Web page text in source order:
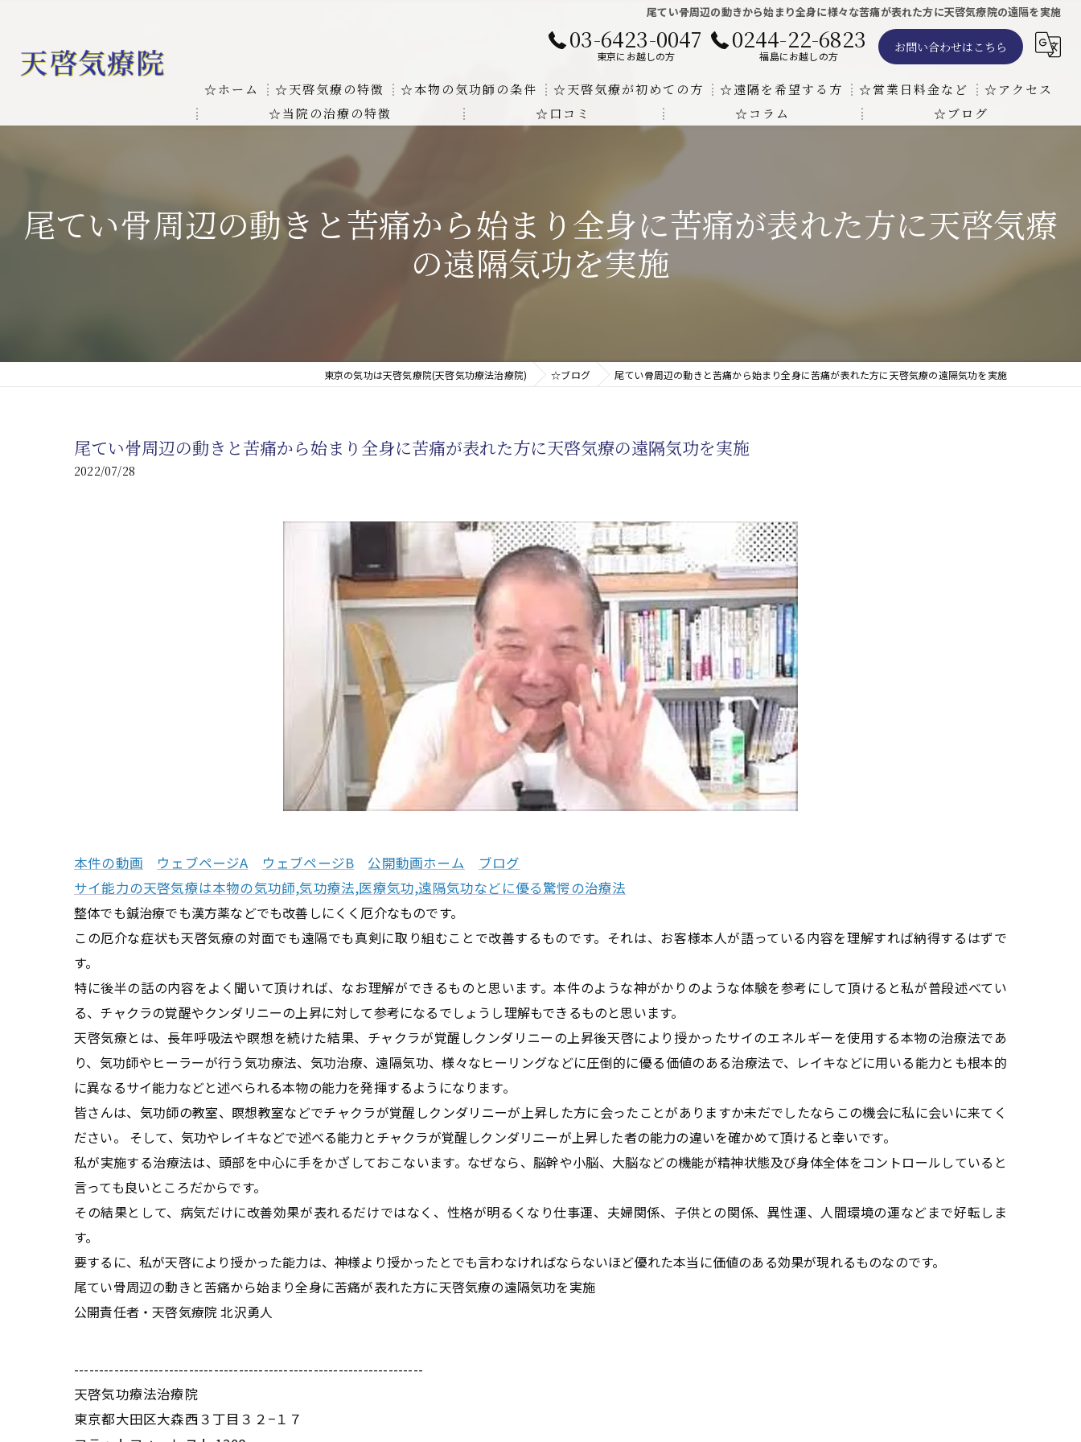
尾てい骨周辺の動きから始まり全身に様々な苦痛が表れた方に天啓気療院の遠隔を実施
03-6423-0047
東京にお越しの方
0244-22-6823
福島にお越しの方
お問い合わせはこちら
☆ホーム ☆天啓気療の特徴
お客様の質問に対する回答
天啓気療に関する書籍
本物の気功師にも優るサイ能力の凄さ
気功治療や療法と天啓気療の違い
☆本物の気功師の条件
クンダリニーの上昇でチャクラの覚醒
☆天啓気療が初めての方 ☆遠隔を希望する方 ☆営業日料金など ☆アクセス
☆当院の治療の特徴
線維筋痛症が天啓気療により奇跡的な寛解
難病の疾患
難病治療に革命チャクラ覚醒サイ能力
心臓の疾患
腎臓の疾患
☆口コミ ☆コラム ☆ブログ
尾てい骨周辺の動きと苦痛から始まり全身に苦痛が表れた方に天啓気療
の遠隔気功を実施
東京の気功は天啓気療院(天啓気功療法治療院) ☆ブログ 尾てい骨周辺の動きと苦痛から始まり全身に苦痛が表れた方に天啓気療の遠隔気功を実施
尾てい骨周辺の動きと苦痛から始まり全身に苦痛が表れた方に天啓気療の遠隔気功を実施
2022/07/28
本件の動画 ウェブページA ウェブページB 公開動画ホーム
ブログ
サイ能力の天啓気療は本物の気功師,気功療法,医療気功,遠隔気功などに優る驚愕の治療法
整体でも鍼治療でも漢方薬などでも改善しにくく厄介なものです。
この厄介な症状も天啓気療の対面でも遠隔でも真剣に取り組むことで改善するものです。それは、お客様本人が語っている内容を理解すれば納得するはずで
す。
特に後半の話の内容をよく聞いて頂ければ、なお理解ができるものと思います。本件のような神がかりのような体験を参考にして頂けると私が普段述べてい
る、チャクラの覚醒やクンダリニーの上昇に対して参考になるでしょうし理解もできるものと思います。
天啓気療とは、長年呼吸法や瞑想を続けた結果、チャクラが覚醒しクンダリニーの上昇後天啓により授かったサイのエネルギーを使用する本物の治療法であ
り、気功師やヒーラーが行う気功療法、気功治療、遠隔気功、様々なヒーリングなどに圧倒的に優る価値のある治療法で、レイキなどに用いる能力とも根本的
に異なるサイ能力などと述べられる本物の能力を発揮するようになります。
皆さんは、気功師の教室、瞑想教室などでチャクラが覚醒しクンダリニーが上昇した方に会ったことがありますか未だでしたならこの機会に私に会いに来てく
ださい。 そして、気功やレイキなどで述べる能力とチャクラが覚醒しクンダリニーが上昇した者の能力の違いを確かめて頂けると幸いです。
私が実施する治療法は、頭部を中心に手をかざしておこないます。なぜなら、脳幹や小脳、大脳などの機能が精神状態及び身体全体をコントロールしていると
言っても良いところだからです。
その結果として、病気だけに改善効果が表れるだけではなく、性格が明るくなり仕事運、夫婦関係、子供との関係、異性運、人間環境の運などまで好転しま
す。
要するに、私が天啓により授かった能力は、神様より授かったとでも言わなければならないほど優れた本当に価値のある効果が現れるものなのです。
尾てい骨周辺の動きと苦痛から始まり全身に苦痛が表れた方に天啓気療の遠隔気功を実施
公開責任者・天啓気療院 北沢勇人
----------------------------------------------------------------------
天啓気功療法治療院
東京都大田区大森西３丁目３２−１７